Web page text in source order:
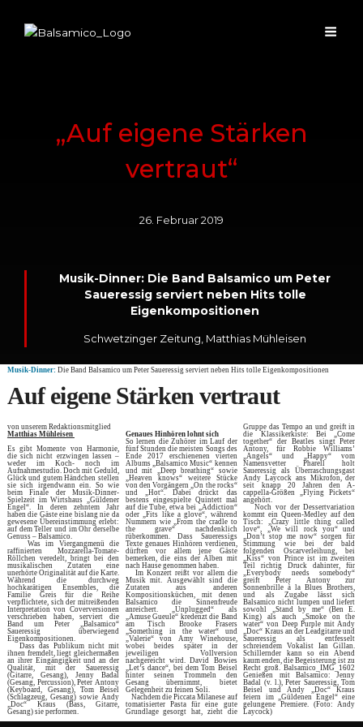
„Auf eigene Stärken
vertraut“
26. Februar 2019
Musik-Dinner: Die Band Balsamico um Peter
Saueressig serviert neben Hits tolle
Eigenkompositionen
Schwetzinger Zeitung, Matthias Mühleisen
Musik-Dinner: Die Band Balsamico um Peter Saueressig serviert neben Hits tolle Eigenkompositionen
Auf eigene Stärken vertraut
von unserem Redaktionsmitglied
Matthias Mühleisen
Es gibt Momente von Harmonie,
die sich nicht erzwingen lassen –
weder im Koch- noch im
Aufnahmestudio. Doch mit Geduld,
Glück und gutem Händchen stellen
sie sich irgendwann ein. So wie
beim Finale der Musik-Dinner-
Spielzeit im Wirtshaus „Güldener
Engel“. In deren zehntem Jahr
haben die Gäste eine bislang nie da
gewesene Übereinstimmung erlebt:
auf dem Teller und im Ohr derselbe
Genuss – Balsamico.
raffinierten Mozzarella-Tomate-
Röllchen veredelt, bringt bei den
musikalischen Zutaten eine
unerhörte Originalität auf die Karte.
Während die durchweg
hochkarätigen Ensembles, die
Familie Greis für die Reihe
verpflichtete, sich der mitreißenden
Interpretation von Coverversionen
verschrieben haben, serviert die
Band um Peter „Balsamico“
Saueressig überwiegend
Eigenkompositionen.
Dass das Publikum nicht mit
ihnen fremdelt, liegt gleichermaßen
an ihrer Eingängigkeit und an der
Qualität, mit der Saueressig
(Gitarre, Gesang), Jenny Badal
(Gesang, Percussion), Peter Antony
(Keyboard, Gesang), Tom Beisel
(Schlagzeug, Gesang) sowie Andy
„Doc“ Kraus (Bass, Gitarre,
Gesang) sie performen.
Genaues Hinhören lohnt sich
So lernen die Zuhörer im Lauf der
fünf Stunden die meisten Songs des
Ende 2017 erschienenen vierten
Albums „Balsamico Music“ kennen
und mit „Deep breathing“ sowie
„Heaven knows“ weitere Stücke
von den Vorgängern „On the rocks“
und „Hot“. Dabei drückt das
bestens eingespielte Quintett mal
auf die Tube, etwa bei „Addiction“
oder „Fits like a glove“, während
Nummern wie „From the cradle to
the grave“ nachdenklich
rüberkommen. Dass Saueressigs
Texte genaues Hinhören verdienen,
dürften vor allem jene Gäste
bemerken, die eins der Alben mit
nach Hause genommen haben.
Im Konzert reißt vor allem die
Musik mit. Ausgewählt sind die
Zutaten aus anderen
Kompositionsküchen, mit denen
Balsamico die Sinnenfreude
anreichert. „Unplugged“ als
„Amuse Gueule“ kredenzt die Band
am Tisch Brooke Frasers
„Something in the water“ und
„Valerie“ von Amy Winehouse,
wobei beides später in der
jeweiligen Vollversion
nachgereicht wird. David Bowies
„Let’s dance“, bei dem Tom Beisel
hinter seinen Trommeln den
Gesang übernimmt, bietet
Gelegenheit zu feinen Soli.
tomatisierter Pasta für eine gute
Grundlage gesorgt hat, zieht die
Gruppe das Tempo an und greift in
die Klassikerkiste: Bei „Come
together“ der Beatles singt Peter
Antony, für Robbie Williams’
„Angels“ und „Happy“ vom
Namensvetter Pharell holt
Saueressig als Überraschungsgast
Andy Laycock ans Mikrofon, der
seit knapp 20 Jahren den A-
cappella-Größen „Flying Pickets“
angehört.
Noch vor der Dessertvariation
kommt ein Queen-Medley auf den
Tisch: „Crazy little thing called
love“, „We will rock you“ und
„Don’t stop me now“ sorgen für
Stimmung wie bei der bald
folgenden Oscarverleihung, bei
„Kiss“ von Prince ist im zweiten
Teil richtig Druck dahinter, für
„Everybody needs somebody“
greift Peter Antony zur
Sonnenbrille à la Blues Brothers,
und als Zugabe lässt sich
Balsamico nicht lumpen und liefert
sowohl „Stand by me“ (Ben E.
King) als auch „Smoke on the
water“ von Deep Purple mit Andy
„Doc“ Kraus an der Leadgitarre und
Saueressig als entfesselt
schreiendem Vokalist Ian Gillan.
Schillernder kann so ein Abend
kaum enden, die Begeisterung ist zu
Recht groß. Balsamico_IMG_1602
Genießen mit Balsamico: Jenny
Badal (v. l.), Peter Saueressig, Tom
Beisel und Andy „Doc“ Kraus
feiern im „Güldenen Engel“ eine
gelungene Premiere. (Foto: Andy
Laycock)